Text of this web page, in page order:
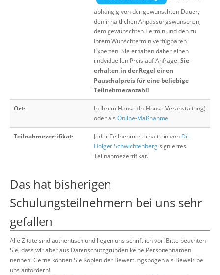
abhängig von der gewünschten Dauer,
den inhaltlichen Anpassungswünschen,
dem gewünschten Termin und den zu
Ihrem Wunschtermin verfügbaren
Experten. Sie erhalten daher einen
iindviduellen Preis auf Anfrage.Sie
erhalten in der Regel einen
Pauschalpreis für eine beliebige
Teilnehmeranzahl!
Ort:
In Ihrem Hause (In-House-Veranstaltung)
oder als Online-Maßnahme
Teilnahmezertifikat: Jeder Teilnehmer erhält ein von Dr.
Holger Schwichtenbergsigniertes
Teilnahmezertifikat.
Das hat bisherigen
Schulungsteilnehmern bei uns sehr
gefallen
Alle Zitate sind authentisch und liegen uns schriftlich vor! Bitte beachten
Sie, dass wir aber aus Datenschutzgründen keine Personennamen
nennen. Gerne können Sie Kopien der Bewertungsbögen als Beweis bei
uns anfordern!